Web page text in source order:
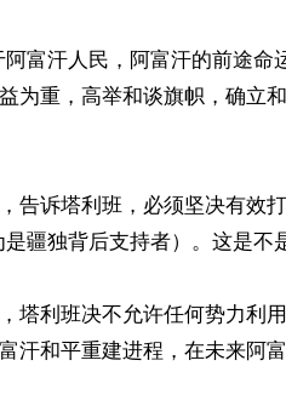
富汗人民，阿富汗的前途命
为重，高举和谈旗帜，确立
告诉塔利班，必须坚决有效
是疆独背后支持者）。这是不
塔利班决不允许任何势力利
汗和平重建进程，在未来阿